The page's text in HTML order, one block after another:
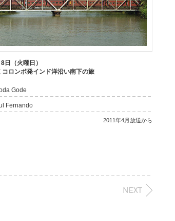
（火曜日）
コロンボ発インド洋沿い南下の旅
Gode
Fernando
2011年4月放送から